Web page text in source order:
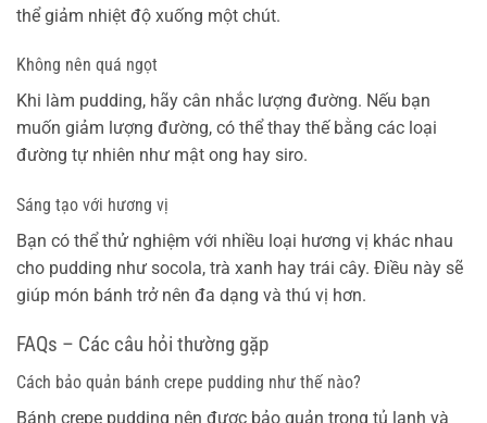
thể giảm nhiệt độ xuống một chút.
Không nên quá ngọt
Khi làm pudding, hãy cân nhắc lượng đường. Nếu bạn
muốn giảm lượng đường, có thể thay thế bằng các loại
đường tự nhiên như mật ong hay siro.
Sáng tạo với hương vị
Bạn có thể thử nghiệm với nhiều loại hương vị khác nhau
cho pudding như socola, trà xanh hay trái cây. Điều này sẽ
giúp món bánh trở nên đa dạng và thú vị hơn.
FAQs – Các câu hỏi thường gặp
Cách bảo quản bánh crepe pudding như thế nào?
Bánh crepe pudding nên được bảo quản trong tủ lạnh và